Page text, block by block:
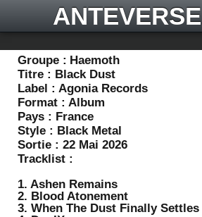
ANTEVERSE
Groupe : Haemoth
Titre : Black Dust
Label : Agonia Records
Format : Album
Pays : France
Style : Black Metal
Sortie : 22 Mai 2026
Tracklist :
1. Ashen Remains
2. Blood Atonement
3. When The Dust Finally Settles